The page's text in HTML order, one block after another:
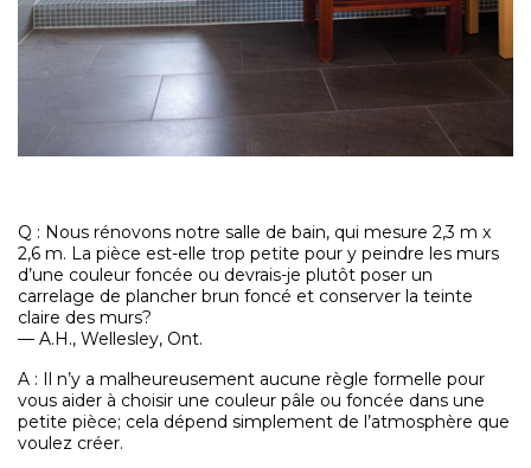
Q : Nous rénovons notre salle de bain, qui mesure 2,3 m x
2,6 m. La pièce est-elle trop petite pour y peindre les murs
d’une couleur foncée ou devrais-je plutôt poser un
carrelage de plancher brun foncé et conserver la teinte
claire des murs?
— A.H., Wellesley, Ont.
A : Il n’y a malheureusement aucune règle formelle pour
vous aider à choisir une couleur pâle ou foncée dans une
petite pièce; cela dépend simplement de l’atmosphère que
voulez créer.